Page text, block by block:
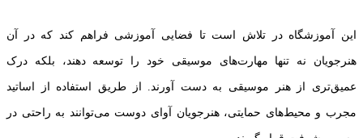
این آموزشگاه در تلاش است تا فضایی آموزشی فراهم کند که در آن
هنرجویان نه تنها مهارت‌های موسیقی خود را توسعه دهند، بلکه درک
عمیق‌تری از هنر موسیقی به دست آورند. از طریق استفاده از اساتید
مجرب و محیط‌های حمایتی، هنرجویان آوای دوست می‌توانند به راحتی در